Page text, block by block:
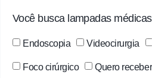
Você busca lampadas
Endoscopia Videocirurgia
Foco cirúrgico Quero